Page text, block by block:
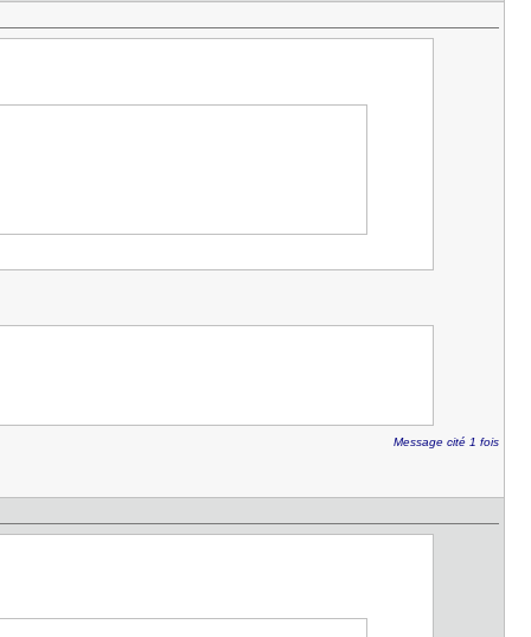
Message cité 1 fois